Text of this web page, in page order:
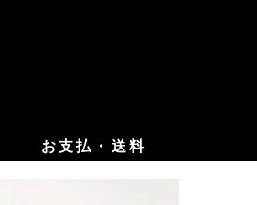
お支払・送料